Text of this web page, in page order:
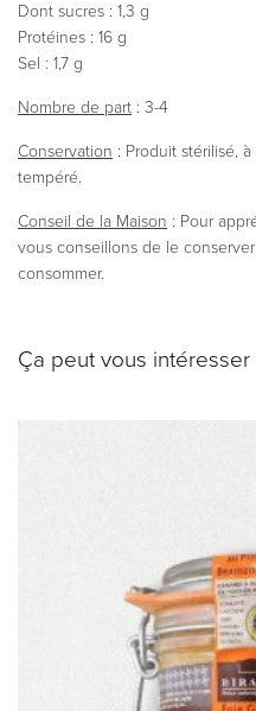
Dont sucres : 1,3 g
Protéines : 16 g
Sel : 1,7 g
Nombre de part : 3-4
Conservation : Produit stérilisé,
tempéré.
Conseil de la Maison : Pour
vous conseillons de le
consommer.
Ça peut vous intéresser